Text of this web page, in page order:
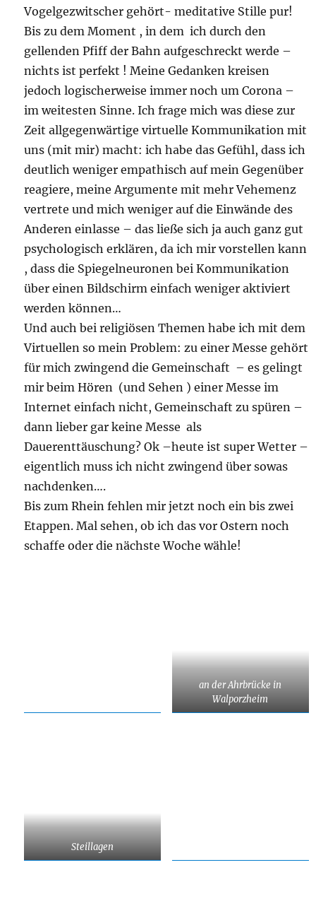
Vogelgezwitscher gehört- meditative Stille pur!
Bis zu dem Moment , in dem ich durch den
gellenden Pfiff der Bahn aufgeschreckt werde –
nichts ist perfekt ! Meine Gedanken kreisen
jedoch logischerweise immer noch um Corona –
im weitesten Sinne. Ich frage mich was diese zur
Zeit allgegenwärtige virtuelle Kommunikation mit
uns (mit mir) macht: ich habe das Gefühl, dass ich
deutlich weniger empathisch auf mein Gegenüber
reagiere, meine Argumente mit mehr Vehemenz
vertrete und mich weniger auf die Einwände des
Anderen einlasse – das ließe sich ja auch ganz gut
psychologisch erklären, da ich mir vorstellen kann
, dass die Spiegelneuronen bei Kommunikation
über einen Bildschirm einfach weniger aktiviert
werden können…
Und auch bei religiösen Themen habe ich mit dem
Virtuellen so mein Problem: zu einer Messe gehört
für mich zwingend die Gemeinschaft – es gelingt
mir beim Hören (und Sehen ) einer Messe im
Internet einfach nicht, Gemeinschaft zu spüren –
dann lieber gar keine Messe als
Dauerenttäuschung? Ok –heute ist super Wetter –
eigentlich muss ich nicht zwingend über sowas
nachdenken….
Bis zum Rhein fehlen mir jetzt noch ein bis zwei
Etappen. Mal sehen, ob ich das vor Ostern noch
schaffe oder die nächste Woche wähle!
an der Ahrbrücke in
Walporzheim
Steillagen